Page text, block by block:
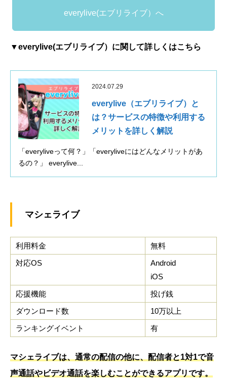
everylive(エブリライブ）へ
▼everylive(エブリライブ）に関して詳しくはこちら
2024.07.29
everylive（エブリライブ）と
は？サービスの特徴や利用する
メリットを詳しく解説
「everyliveって何？」「everyliveにはどんなメリットがあ
るの？」 everylive...
マシェライブ
利用料金
無料
対応OS
Android
iOS
応援機能
投げ銭
ダウンロード数
10万以上
ランキングイベント
有
マシェライブは、通常の配信の他に、配信者と1対1で音
声通話やビデオ通話を楽しむことができるアプリです。